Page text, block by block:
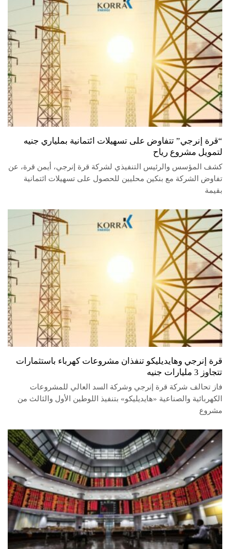
“قرة إنرجي” تتفاوض على تسهيلات ائتمانية بملياري جنيه
لتمويل مشروع رياح
كشف المؤسس والرئيس التنفيذي لشركة قرة إنرجي، أيمن قرة، عن
تفاوض الشركة مع بنكين محليين للحصول على تسهيلات ائتمانية
بقيمة
قرة إنرجي وهايديليكو تنفذان مشروعات كهرباء باستثمارات
تتجاوز 3 مليارات جنيه
فاز تحالف شركة قرة إنرجي وشركة السد العالي للمشروعات
الكهربائية والصناعية «هايديليكو» بتنفيذ اللوطين الأول والثالث من
مشروع